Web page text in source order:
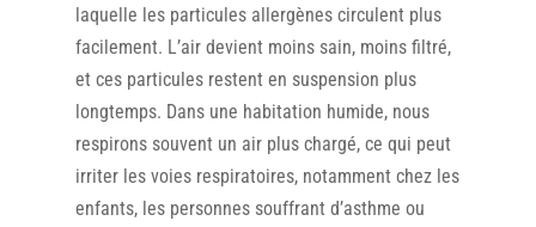
laquelle les particules allergènes circulent plus
facilement. L’air devient moins sain, moins filtré,
et ces particules restent en suspension plus
longtemps. Dans une habitation humide, nous
respirons souvent un air plus chargé, ce qui peut
irriter les voies respiratoires, notamment chez les
enfants, les personnes souffrant d’asthme ou